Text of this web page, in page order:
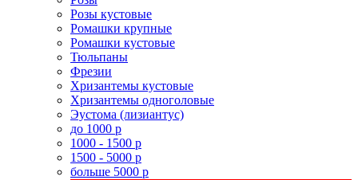
Розы кустовые
Ромашки крупные
Ромашки кустовые
Тюльпаны
Фрезии
Хризантемы кустовые
Хризантемы одноголовые
Эустома (лизиантус)
до 1000 р
1000 - 1500 р
1500 - 5000 р
больше 5000 р